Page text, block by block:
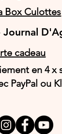
Box Culottes
Journal
Journal
cadeau
en 4 x
PayPal ou